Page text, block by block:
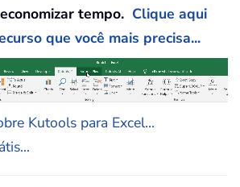
tempo. Clique aqui
que você mais precisa...
Kutools para Excel...